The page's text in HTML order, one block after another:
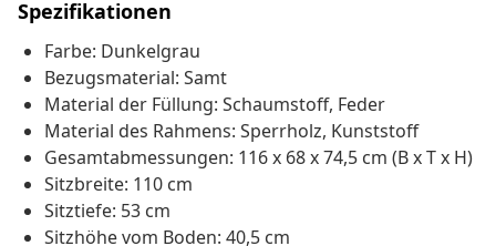
Spezifikationen
Farbe: Dunkelgrau
Bezugsmaterial: Samt
Material der Füllung: Schaumstoff, Feder
Material des Rahmens: Sperrholz, Kunststoff
Gesamtabmessungen: 116 x 68 x 74,5 cm (B x T x H)
Sitzbreite: 110 cm
Sitztiefe: 53 cm
Sitzhöhe vom Boden: 40,5 cm